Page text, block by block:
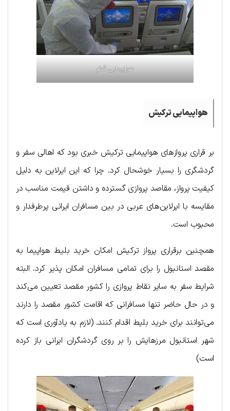
هواپیمایی قطر
هواپیمایی ترکیش
بر قراری پروازهای هواپیمایی ترکیش خبری بود که اهالی سفر و
گردشگری را بسیار خوشحال کرد. چرا که این ایرلاین به دلیل
کیفیت پرواز، مقاصد پروازی گسترده و داشتن قیمت مناسب در
مقایسه با ایرلاین‌های عربی در بین مسافران ایرانی پرطرفدار و
محبوب است.
همچنین برقراری پرواز ترکیش امکان خرید بلیط هواپیما به
مقصد استانبول را برای تمامی مسافران امکان پذیر کرد. البته
شرایط سفر به سایر نقاط پروازی را کشور مقصد تعیین می‌کند
و در حال حاضر تنها مسافرانی که اقامت کشور مقصد را دارند
می‌توانند برای خرید بلیط اقدام کنند. (لازم به یادآوری است که
شهر استانبول مرزهایش را بر روی گردشگران ایرانی باز کرده
است)